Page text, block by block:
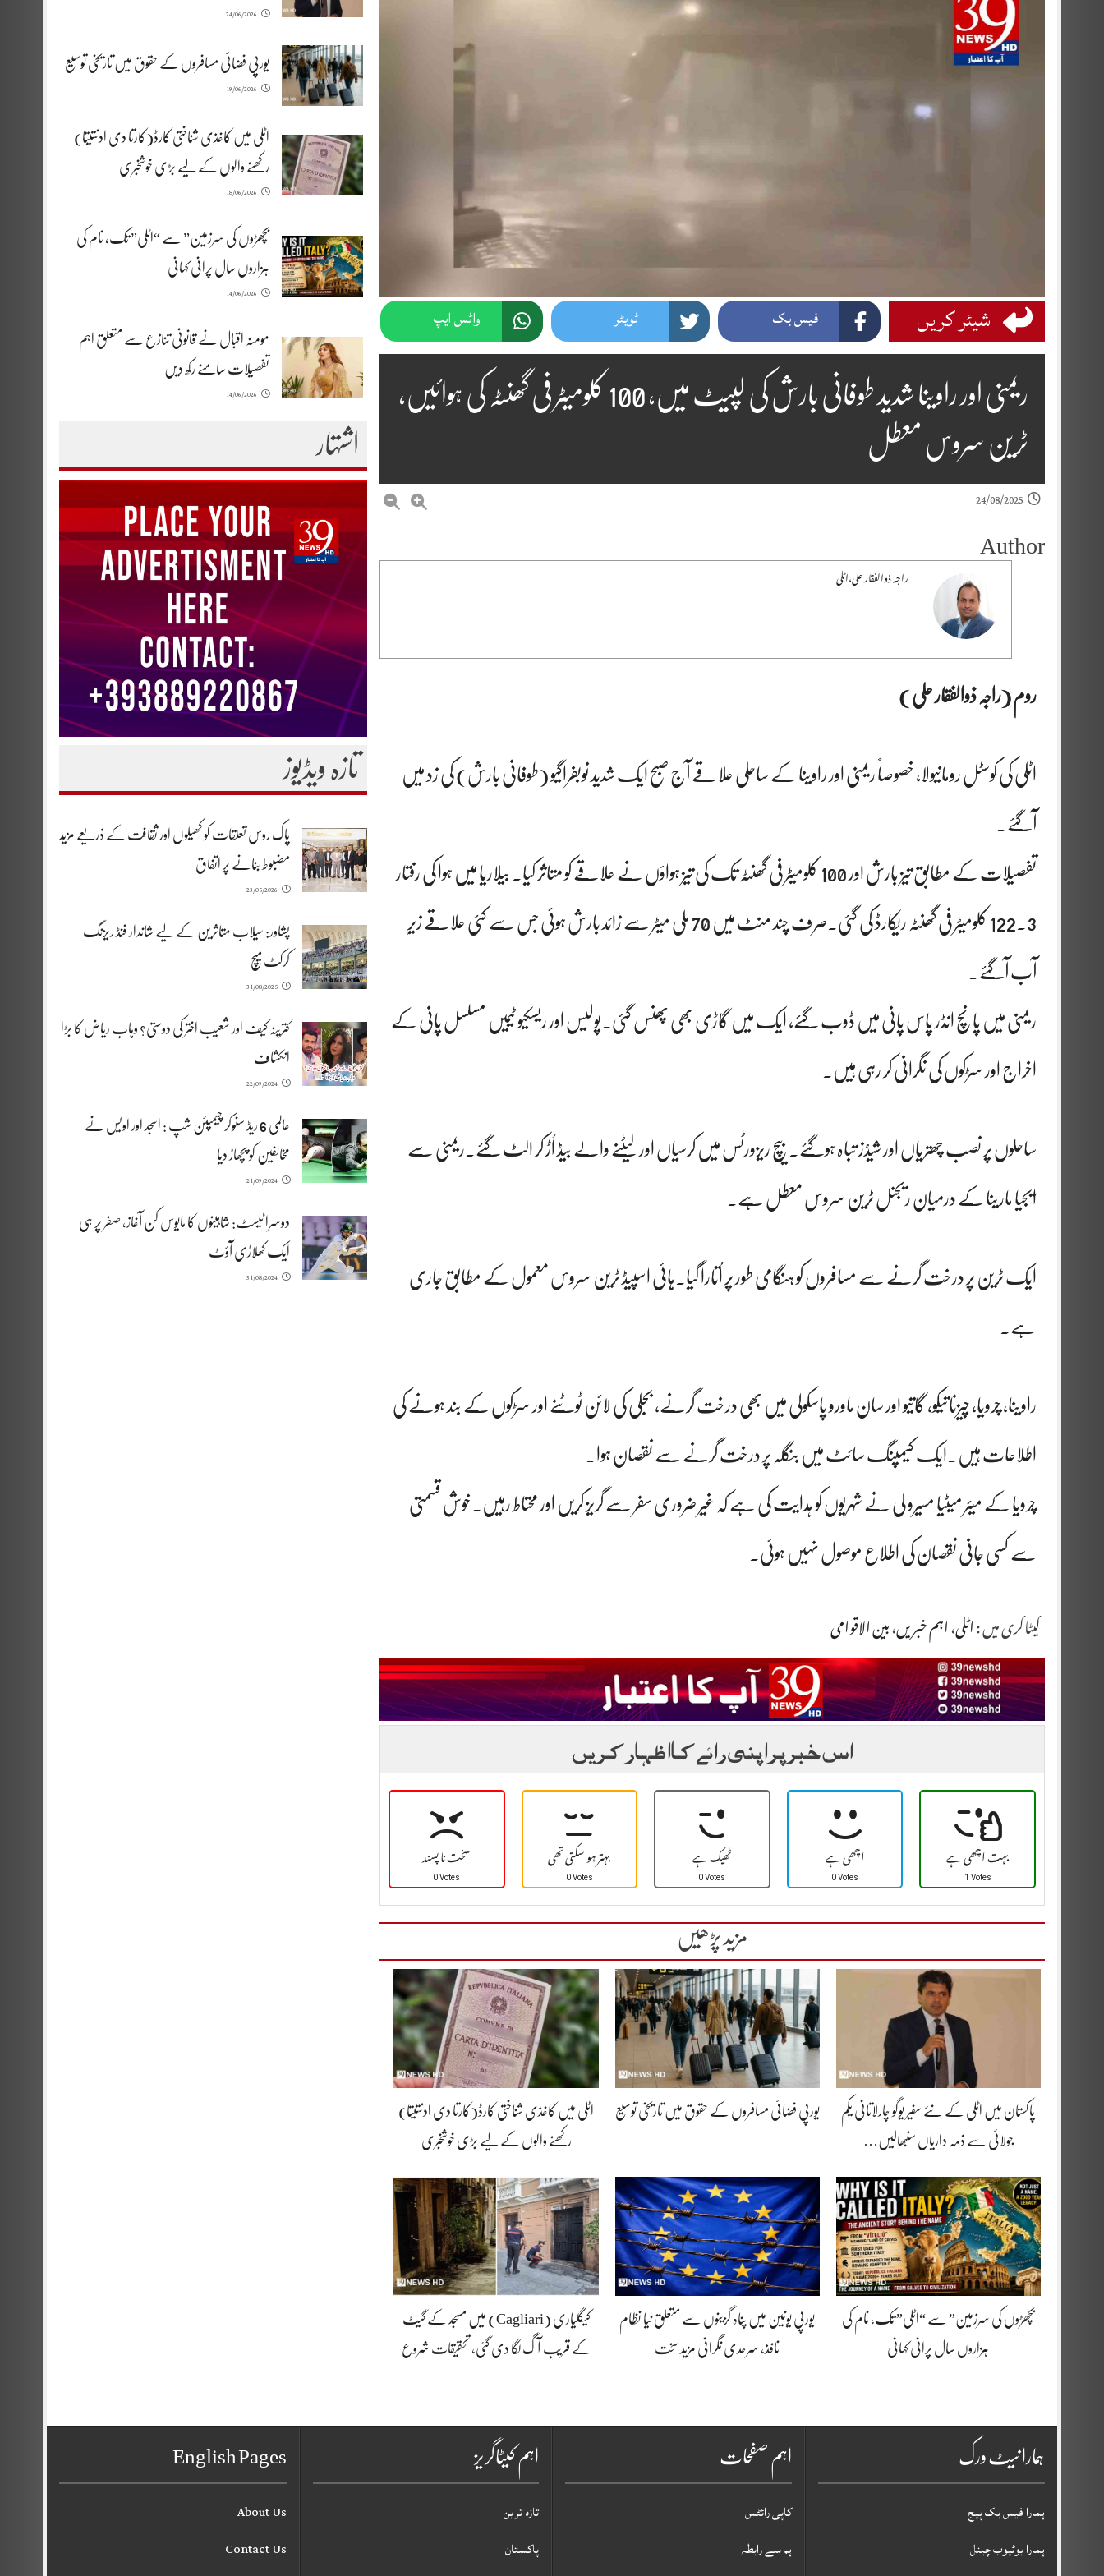
24/06/2026
یورپی فضائی مسافروں کے حقوق میں تاریخی توسیع
19/06/2026
اٹلی میں کاغذی شناختی کارڈ(کارتا دی ادنتیتا)
رکھنے والوں کے لیے بڑی خوشخبری
18/06/2026
بچھڑوں کی سرزمین” سے “اٹلی” تک، نام کی
ہزاروں سال پرانی کہانی
14/06/2026
مومنہ اقبال نے قانونی تنازع سے متعلق اہم
تفصیلات سامنے رکھ دیں
14/06/2026
اشتہار
تازہ ویڈیوز
پاک روس تعلقات کو کھیلوں اور ثقافت کے ذریعے مزید
مضبوط بنانے پر اتفاق
23/05/2026
پشاور: سیلاب متاثرین کے لیے شاندار فنڈ ریزنگ
کرکٹ میچ
31/08/2025
کترینہ کیف اور شعیب اختر کی دوستی؟ وہاب ریاض کا بڑا
انکشاف
22/09/2024
عالمی 6 ریڈ سنوکر چیمپئن شپ : اسجد اور اویس نے
مخالفین کو پچھاڑ دیا
21/09/2024
دوسرا ٹیسٹ: شاہینوں کا مایوس کن آغاز، صفر پر ہی
ایک کھلاڑی آؤٹ
31/08/2024
شیئر کریں فیس بک ٹویٹر واٹس ایپ
ریمنی اور راوینا شدید طوفانی بارش کی لپیٹ میں، 100 کلومیٹر فی گھنٹہ کی ہوائیں،
ٹرین سروس معطل
24/08/2025
Author
راجہ ذوالفقار علی،اٹلی
روم (راجہ ذوالفقار علی )
اٹلی کی کوسٹل رومانیولا، خصوصاً ریمنی اور راوینا کے ساحلی علاقے آج صبح ایک شدید نوبفراگیو (طوفانی بارش) کی زد میں
آگئے۔
تفصیلات کے مطابق تیز بارش اور 100 کلومیٹر فی گھنٹہ تک کی تیز ہواؤں نے علاقے کو متاثر کیا۔ بیلاریا میں ہوا کی رفتار
122.3 کلومیٹر فی گھنٹہ ریکارڈ کی گئی۔صرف چند منٹ میں 70 ملی میٹر سے زائد بارش ہوئی جس سے کئی علاقے زیرِ
آب آگئے۔
ریمنی میں پانچ انڈر پاس پانی میں ڈوب گئے، ایک میں گاڑی بھی پھنس گئی۔پولیس اور ریسکیو ٹیمیں مسلسل پانی کے
اخراج اور سڑکوں کی نگرانی کر رہی ہیں۔
ساحلوں پر نصب چھتریاں اور شیڈز تباہ ہوگئے۔بیچ ریزورٹس میں کرسیاں اور لیٹنے والے بیڈ اُڑ کر الٹ گئے۔ریمنی سے
ایجیا مارینا کے درمیان ریجنل ٹرین سروس معطل ہے۔
ایک ٹرین پر درخت گرنے سے مسافروں کو ہنگامی طور پر اُتارا گیا۔ہائی اسپیڈ ٹرین سروس معمول کے مطابق جاری
ہے۔
راوینا، چرویا، چیزناتیکو، گاتیو اور سان ماورو پاسکولی میں بھی درخت گرنے، بجلی کی لائن ٹوٹنے اور سڑکوں کے بند ہونے کی
اطلاعات ہیں۔ایک کیمپنگ سائٹ میں بنگلہ پر درخت گرنے سے نقصان ہوا۔
چرویا کے میئر میٹیا مسیرو لی نے شہریوں کو ہدایت کی ہے کہ غیر ضروری سفر سے گریز کریں اور محتاط رہیں۔خوش قسمتی
سے کسی جانی نقصان کی اطلاع موصول نہیں ہوئی۔
کیٹاگری میں :اٹلی،اہم خبریں،بین الاقوامی
اس خبر پر اپنی رائے کا اظہار کریں
سخت نا پسند
0 Votes بہتر ہو سکتی تھی
0 Votes ٹھیک ہے
0 Votes اچھی ہے
0 Votes بہت اچھی ہے
1 Votes
مزید پڑھیں
پاکستان میں اٹلی کے نئے سفیر یوگو چارلاتانی یکم
جولائی سے ذمہ داریاں سنبھالیں…
یورپی فضائی مسافروں کے حقوق میں تاریخی توسیع اٹلی میں کاغذی شناختی کارڈ(کارتا دی ادنتیتا)
رکھنے والوں کے لیے بڑی خوشخبری
بچھڑوں کی سرزمین” سے “اٹلی” تک، نام کی
ہزاروں سال پرانی کہانی
یورپی یونین میں پناہ گزینوں سے متعلق نیا نظام
نافذ، سرحدی نگرانی مزید سخت
کیگلیاری (Cagliari) میں مسجد کے گیٹ
کے قریب آگ لگا دی گئی، تحقیقات شروع
English Pages
About Us
Contact Us
اہم کیٹاگریز
تازہ ترین
پاکستان
اہم صفحات
کاپی رائٹس
ہم سے رابطہ
ہمارا نیٹ ورک
ہمارا فیس بک پیج
ہمارا یوٹیوب چینل